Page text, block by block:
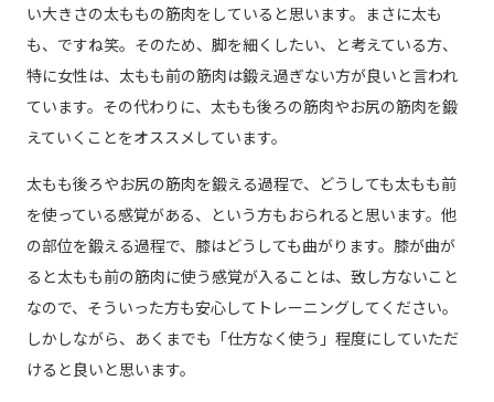
い大きさの太ももの筋肉をしていると思います。まさに太も
も、ですね笑。そのため、脚を細くしたい、と考えている方、
特に女性は、太もも前の筋肉は鍛え過ぎない方が良いと言われ
ています。その代わりに、太もも後ろの筋肉やお尻の筋肉を鍛
えていくことをオススメしています。
太もも後ろやお尻の筋肉を鍛える過程で、どうしても太もも前
を使っている感覚がある、という方もおられると思います。他
の部位を鍛える過程で、膝はどうしても曲がります。膝が曲が
ると太もも前の筋肉に使う感覚が入ることは、致し方ないこと
なので、そういった方も安心してトレーニングしてください。
しかしながら、あくまでも「仕方なく使う」程度にしていただ
けると良いと思います。